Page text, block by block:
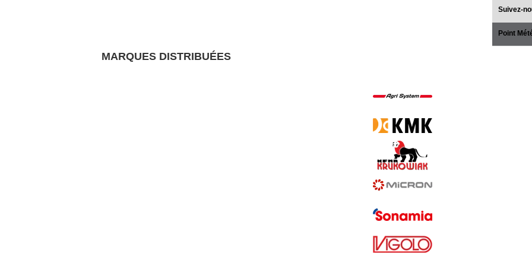
Suivez-
Point
MARQUES DISTRIBUÉES